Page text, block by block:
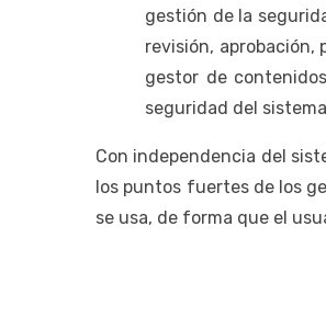
gestión de la
revisión, aprobación,
gestor de
seguridad del
Con independencia del
los puntos fuertes de los
se usa, de forma que el